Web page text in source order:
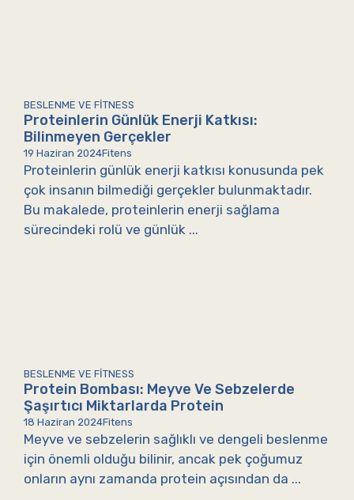
BESLENME VE FITNESS
Proteinlerin Günlük Enerji Katkısı:
Bilinmeyen Gerçekler
19 Haziran 2024Fitens
Proteinlerin günlük enerji katkısı konusunda pek
çok insanın bilmediği gerçekler bulunmaktadır.
Bu makalede, proteinlerin enerji sağlama
sürecindeki rolü ve günlük ...
BESLENME VE FITNESS
Protein Bombası: Meyve Ve Sebzelerde
Şaşırtıcı Miktarlarda Protein
18 Haziran 2024Fitens
Meyve ve sebzelerin sağlıklı ve dengeli beslenme
için önemli olduğu bilinir, ancak pek çoğumuz
onların aynı zamanda protein açısından da ...